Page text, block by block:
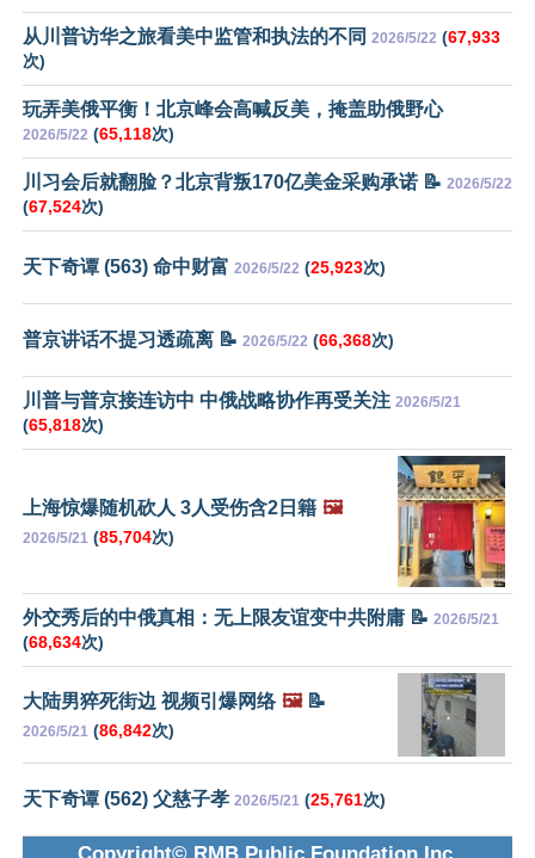
从川普访华之旅看美中监管和执法的不同 2026/5/22 (67,933
次)
玩弄美俄平衡！北京峰会高喊反美，掩盖助俄野心
2026/5/22 (65,118次)
川习会后就翻脸？北京背叛170亿美金采购承诺 📝 2026/5/22
(67,524次)
天下奇谭 (563) 命中财富 2026/5/22 (25,923次)
普京讲话不提习透疏离 📝 2026/5/22 (66,368次)
川普与普京接连访中 中俄战略协作再受关注 2026/5/21
(65,818次)
上海惊爆随机砍人 3人受伤含2日籍 🖼️
2026/5/21 (85,704次)
外交秀后的中俄真相：无上限友谊变中共附庸 📝 2026/5/21
(68,634次)
大陆男猝死街边 视频引爆网络 🖼️📝
2026/5/21 (86,842次)
天下奇谭 (562) 父慈子孝 2026/5/21 (25,761次)